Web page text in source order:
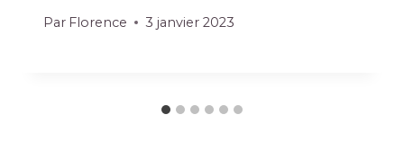
Par Florence 3 janvier 2023